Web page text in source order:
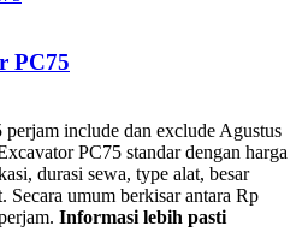
PC75
include dan exclude Agustus
PC75 standar dengan harga
durasi sewa, type alat, besar
Secara umum berkisar antara Rp
Informasi lebih pasti